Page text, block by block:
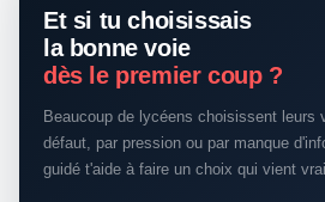
Et si tu choisissais
la bonne voie
dès le premier coup ?
Beaucoup de lycéens choisissent
défaut, par pression ou par manque
guidé t'aide à faire un choix qui vient